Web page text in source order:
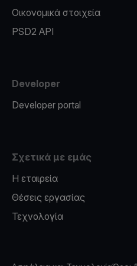
Οικονομικά στοιχεία
PSD2 API
Developer
Developer portal
Σχετικά με εμάς
Η εταιρεία
Θέσεις εργασίας
Τεχνολογία